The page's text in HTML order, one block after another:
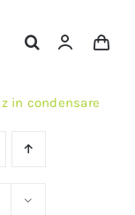
in condensare